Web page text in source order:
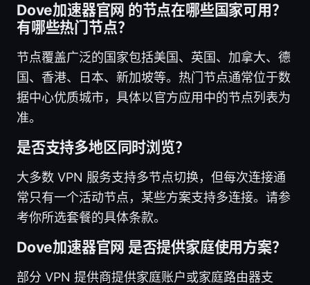
Dove加速器官网 的节点在哪些国家可用？
有哪些热门节点？
节点覆盖广泛的国家包括美国、英国、加拿大、德
国、香港、日本、新加坡等。热门节点通常位于数
据中心优质城市，具体以官方应用中的节点列表为
准。
是否支持多地区同时浏览？
大多数 VPN 服务支持多节点切换，但每次连接通
常只有一个活动节点，某些方案支持多连接。请参
考你所选套餐的具体条款。
Dove加速器官网 是否提供家庭使用方案？
部分 VPN 提供商提供家庭账户或家庭路由器支